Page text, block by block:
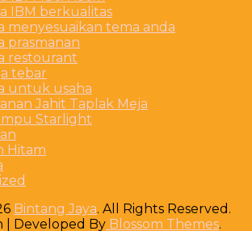
IBM berkualitas
menyesuaikan tema anda
prasmanan
restourant
tebar
untuk usaha
Jahit Taplak Meja
Starlight
Hitam
Bintang Jaya. All Rights Reserved.
| Developed By Blossom Themes.